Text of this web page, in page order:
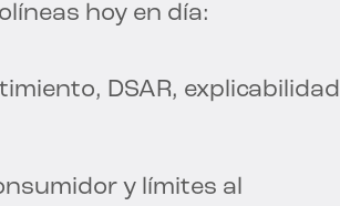
hoy en día:
DSAR, explicabilidad
y límites al